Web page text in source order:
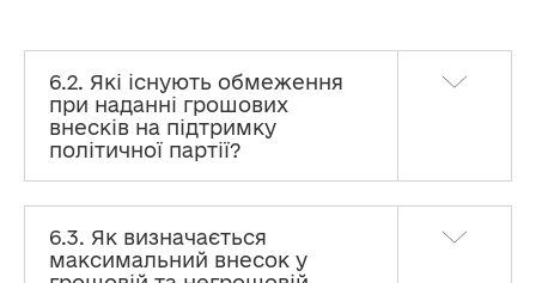
6.2. Які існують обмеження
при наданні грошових
внесків на підтримку
політичної партії?
6.3. Як визначається
максимальний внесок у